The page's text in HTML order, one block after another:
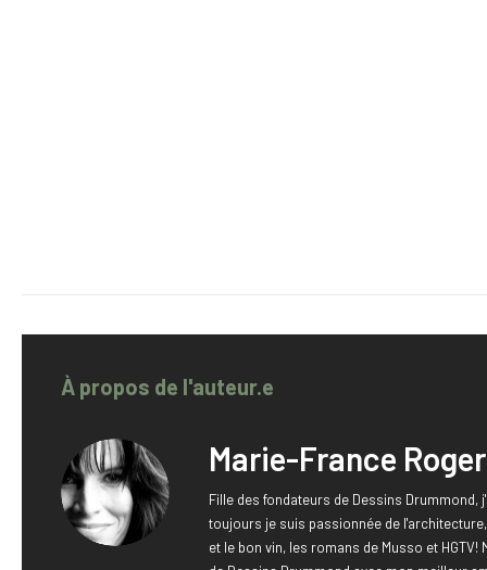
À propos de l'auteur.e
Marie-France Roger
Fille des fondateurs de Dessins Drummond,
toujours je suis passionnée de
et le bon vin, les romans de Musso et